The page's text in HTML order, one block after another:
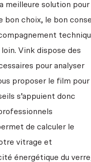
meilleure solution pour
bon choix, le bon
Vink dispose des
pour analyser
proposer le film pour
s’appuient donc
de calculer le
vitrage et
énergétique du